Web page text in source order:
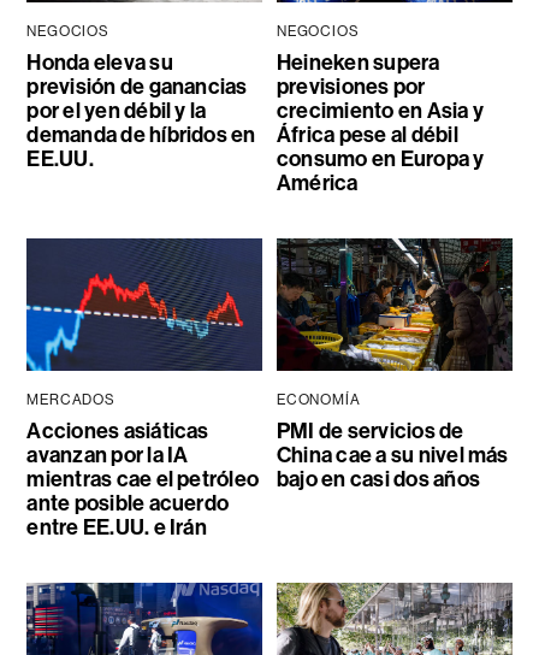
NEGOCIOS
Honda eleva su
previsión de ganancias
por el yen débil y la
demanda de híbridos en
EE.UU.
NEGOCIOS
Heineken supera
previsiones por
crecimiento en Asia y
África pese al débil
consumo en Europa y
América
MERCADOS
Acciones asiáticas
avanzan por la IA
mientras cae el petróleo
ante posible acuerdo
entre EE.UU. e Irán
ECONOMÍA
PMI de servicios de
China cae a su nivel más
bajo en casi dos años